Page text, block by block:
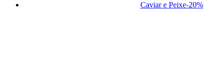
Caviar e Peixe-20%